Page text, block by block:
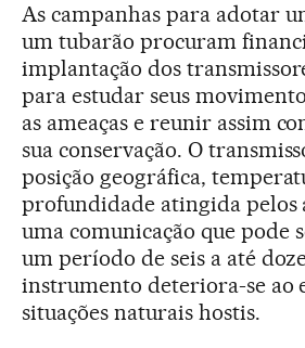
As campanhas para adotar
um tubarão procuram
implantação dos
para estudar seus
as ameaças e reunir assim
sua conservação. O
posição geográfica,
profundidade atingida pelos
uma comunicação que pode
um período de seis a até
instrumento deteriora-se ao
situações naturais hostis.